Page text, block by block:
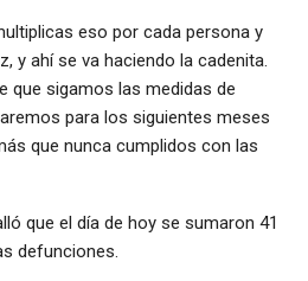
eso por cada persona y
y ahí se va haciendo la cadenita.
que sigamos las medidas de
para los siguientes meses
que nunca cumplidos con las
que el día de hoy se sumaron 41
defunciones.